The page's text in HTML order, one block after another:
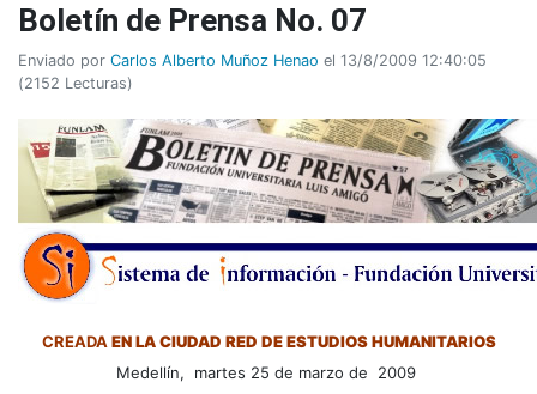
Boletín de Prensa No. 07
Enviado por Carlos Alberto Muñoz Henao el 13/8/2009 12:40:05
(2152 Lecturas)
CREADA EN LA CIUDAD RED DE ESTUDIOS HUMANITARIOS
Medellín, martes 25 de marzo de 2009